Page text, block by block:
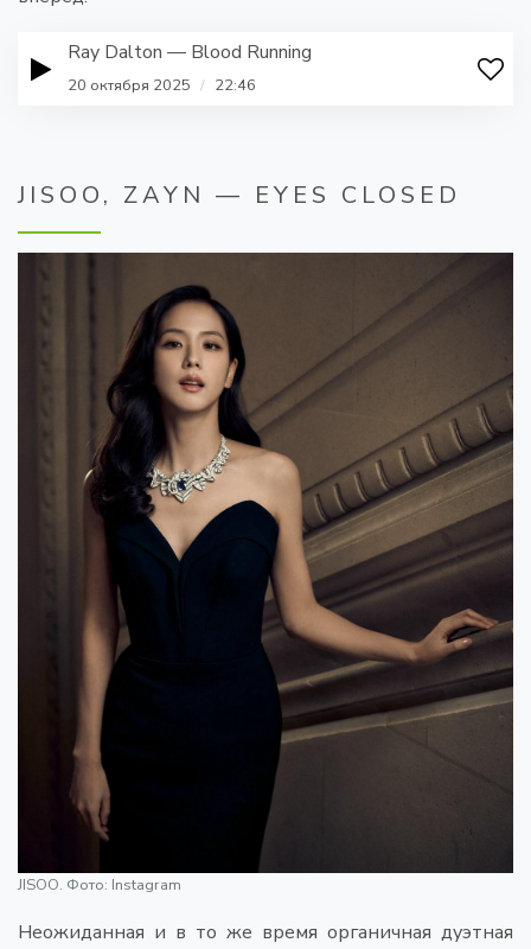
Ray Dalton — Blood Running
20 октября 2025 / 22:46
JISOO, ZAYN — EYES CLOSED
JISOO. Фото: Instagram
Неожиданная и в то же время органичная дуэтная